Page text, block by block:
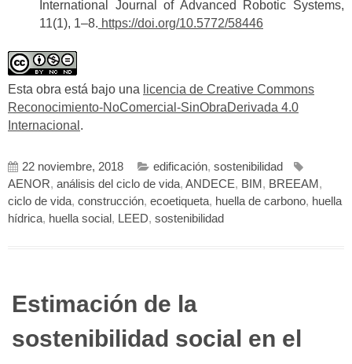
International Journal of Advanced Robotic Systems,
11(1), 1–8. https://doi.org/10.5772/58446
Esta obra está bajo una licencia de Creative Commons
Reconocimiento-NoComercial-SinObraDerivada 4.0
Internacional .
22 noviembre, 2018 edificación, sostenibilidad
AENOR, análisis del ciclo de vida, ANDECE, BIM , BREEAM ,
ciclo de vida, construcción, ecoetiqueta, huella de carbono, huella
hídrica, huella social , LEED, sostenibilidad
Estimación de la
sostenibilidad social en el